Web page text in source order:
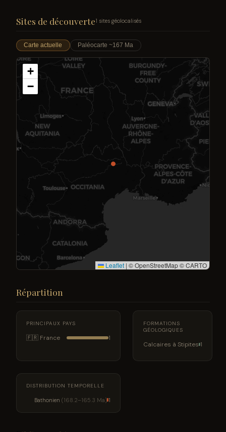
Sites de découverte1 sites géolocalisés
Carte actuelle Paléocarte ~167 Ma
+
−
Leaflet | © OpenStreetMap © CARTO
Répartition
PRINCIPAUX PAYS
🇫🇷 France 1
FORMATIONS
GÉOLOGIQUES
Calcaires à Stipites 1
DISTRIBUTION TEMPORELLE
Bathonien (168.2–165.3 Ma) 1